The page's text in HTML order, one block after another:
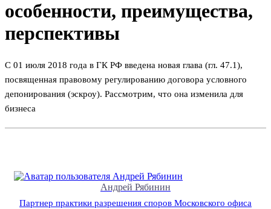
особенности, преимущества,
перспективы
С 01 июля 2018 года в ГК РФ введена новая глава (гл. 47.1),
посвященная правовому регулированию договора условного
депонирования (эскроу). Рассмотрим, что она изменила для
бизнеса
Андрей Рябинин
Партнер практики разрешения споров Московского офиса